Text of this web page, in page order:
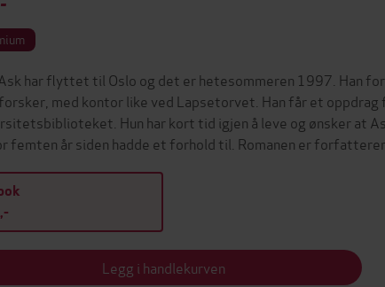
har flyttet til Oslo og det er hetesommeren 1997. Han
med kontor like ved Lapsetorvet. Han får et oppdrag
Hun har kort tid igjen å leve og ønsker at
femten år siden hadde et forhold til. Romanen er
Legg i handlekurven